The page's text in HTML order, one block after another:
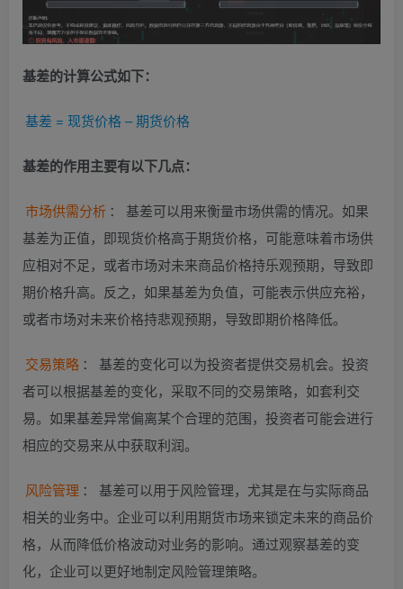
基差的计算公式如下：
基差 = 现货价格 – 期货价格
基差的作用主要有以下几点：
市场供需分析 ： 基差可以用来衡量市场供需的情况。如果
基差为正值，即现货价格高于期货价格，可能意味着市场供
应相对不足，或者市场对未来商品价格持乐观预期，导致即
期价格升高。反之，如果基差为负值，可能表示供应充裕，
或者市场对未来价格持悲观预期，导致即期价格降低。
交易策略 ： 基差的变化可以为投资者提供交易机会。投资
者可以根据基差的变化，采取不同的交易策略，如套利交
易。如果基差异常偏离某个合理的范围，投资者可能会进行
相应的交易来从中获取利润。
风险管理 ： 基差可以用于风险管理，尤其是在与实际商品
相关的业务中。企业可以利用期货市场来锁定未来的商品价
格，从而降低价格波动对业务的影响。通过观察基差的变
化，企业可以更好地制定风险管理策略。